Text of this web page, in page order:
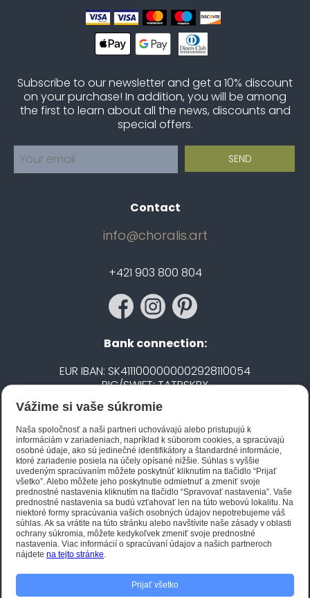
Subscribe to our newsletter and get a 10% discount
on your purchase! In addition, you will be among
the first to learn about all the news, discounts and
special offers.
Contact
info@choralis.art
+421 903 800 804
Bank connection:
EUR IBAN: SK4111000000002928110054
BIC/SWIFT: TATRSKBX
CZK IBAN: CZ5020100000002101752606
BIC/SWIFT: FIOBCZPPXXX
Biano STAR
Vážime si vaše súkromie
Naša spoločnosť a naši partneri uchovávajú alebo pristupujú k
informáciám v zariadeniach, napríklad k súborom cookies, a spracúvajú
osobné údaje, ako sú jedinečné identifikátory a štandardné informácie,
ktoré zariadenie posiela na účely opísané nižšie. Súhlas s vyššie
uvedeným spracúvaním môžete poskytnúť kliknutím na tlačidlo “Prijať
všetko”. Alebo môžete jeho poskytnutie odmietnuť a zmeniť svoje
prednostné nastavenia kliknutím na tlačidlo “Spravovať nastavenia”. Vaše
prednostné nastavenia sa budú vzťahovať len na túto webovú lokalitu. Na
niektoré formy spracúvania vašich osobných údajov nepotrebujeme váš
súhlas. Ak sa vrátite na túto stránku alebo navštívite naše zásady v oblasti
ochrany súkromia, môžete kedykoľvek zmeniť svoje prednostné
nastavenia. Viac informácií o spracúvaní údajov a našich partneroch
nájdete na tejto stránke.
Prijať všetko